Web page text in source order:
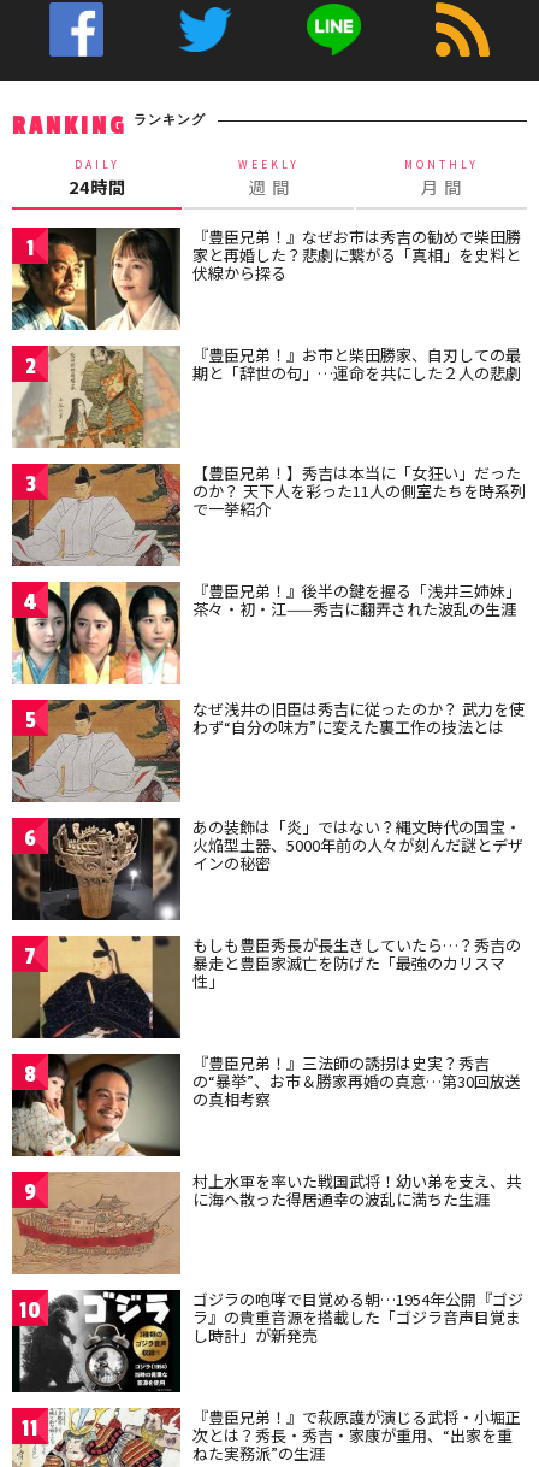
RANKING ランキング
DAILY
24時間
WEEKLY
週 間
MONTHLY
月 間
1 『豊臣兄弟！』なぜお市は秀吉の勧めで柴田勝
家と再婚した？悲劇に繋がる「真相」を史料と
伏線から探る
2 『豊臣兄弟！』お市と柴田勝家、自刃しての最
期と「辞世の句」…運命を共にした２人の悲劇
3 【豊臣兄弟！】秀吉は本当に「女狂い」だった
のか？ 天下人を彩った11人の側室たちを時系列
で一挙紹介
4 『豊臣兄弟！』後半の鍵を握る「浅井三姉妹」
茶々・初・江——秀吉に翻弄された波乱の生涯
5 なぜ浅井の旧臣は秀吉に従ったのか？ 武力を使
わず“自分の味方”に変えた裏工作の技法とは
6 あの装飾は「炎」ではない？縄文時代の国宝・
火焔型土器、5000年前の人々が刻んだ謎とデザ
インの秘密
7 もしも豊臣秀長が長生きしていたら…？秀吉の
暴走と豊臣家滅亡を防げた「最強のカリスマ
性」
8 『豊臣兄弟！』三法師の誘拐は史実？秀吉
の“暴挙”、お市＆勝家再婚の真意…第30回放送
の真相考察
9 村上水軍を率いた戦国武将！幼い弟を支え、共
に海へ散った得居通幸の波乱に満ちた生涯
10 ゴジラの咆哮で目覚める朝…1954年公開『ゴジ
ラ』の貴重音源を搭載した「ゴジラ音声目覚ま
し時計」が新発売
11 『豊臣兄弟！』で萩原護が演じる武将・小堀正
次とは？秀長・秀吉・家康が重用、“出家を重
ねた実務派”の生涯